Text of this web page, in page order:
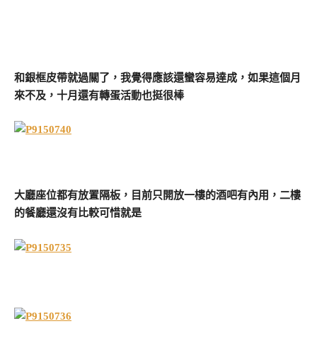
和銀框皮帶就過關了，我覺得應該還蠻容易達成，如果這個月
來不及，十月還有轉蛋活動也挺很棒
大廳座位都有放置隔板，目前只開放一樓的酒吧有內用，二樓
的餐廳還沒有比較可惜就是